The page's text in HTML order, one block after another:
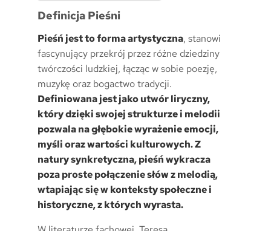
Definicja Pieśni
Pieśń jest to forma artystyczna, stanowi
fascynujący przekrój przez różne dziedziny
twórczości ludzkiej, łącząc w sobie poezję,
muzykę oraz bogactwo tradycji.
Definiowana jest jako utwór liryczny,
który dzięki swojej strukturze i melodii
pozwala na głębokie wyrażenie emocji,
myśli oraz wartości kulturowych. Z
natury synkretyczna, pieśń wykracza
poza proste połączenie słów z melodią,
wtapiając się w konteksty społeczne i
historyczne, z których wyrasta.